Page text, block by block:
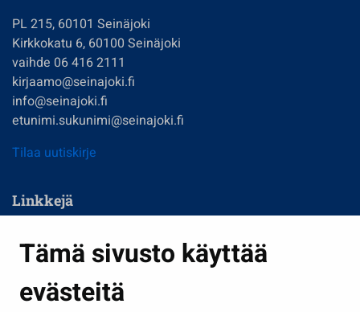
Tämä sivusto käyttää
evästeitä
PL 215, 60101 Seinäjoki
Kirkkokatu 6, 60100 Seinäjoki
vaihde 06 416 2111
kirjaamo@seinajoki.fi
info@seinajoki.fi
etunimi.sukunimi@seinajoki.fi
Tilaa uutiskirje
Linkkejä
Kasvatus ja opetus
Kulttuuri ja liikunta